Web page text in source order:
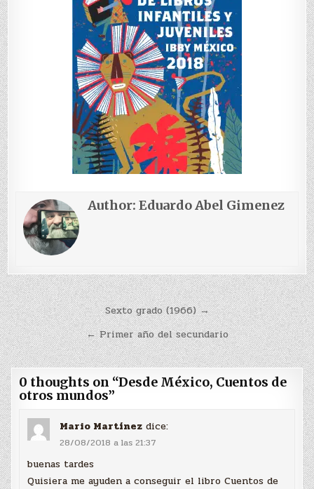
Author:Eduardo Abel Gimenez
Navegación
de
entradas
Sexto grado (1966) →
← Primer año del secundario
0 thoughts on “Desde México, Cuentos de
otros mundos”
Mario Martínez dice:
28/08/2018 a las 21:37
buenas tardes
Quisiera me ayuden a conseguir el libro Cuentos de